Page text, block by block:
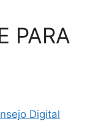
PARA
Digital